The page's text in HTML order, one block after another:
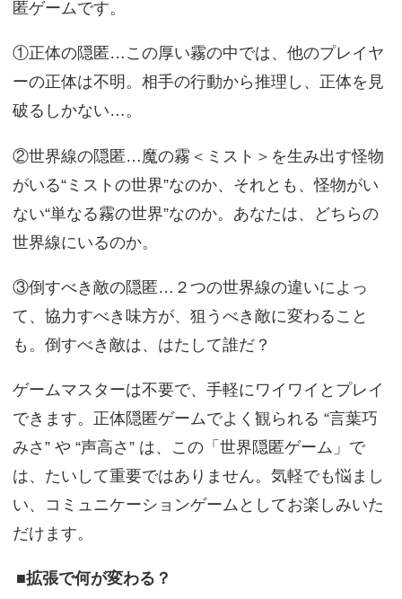
匿ゲームです。
①正体の隠匿…この厚い霧の中では、他のプレイヤ
ーの正体は不明。相手の行動から推理し、正体を見
破るしかない…。
②世界線の隠匿…魔の霧＜ミスト＞を生み出す怪物
がいる“ミストの世界”なのか、それとも、怪物がい
ない“単なる霧の世界”なのか。あなたは、どちらの
世界線にいるのか。
③倒すべき敵の隠匿…２つの世界線の違いによっ
て、協力すべき味方が、狙うべき敵に変わること
も。倒すべき敵は、はたして誰だ？
ゲームマスターは不要で、手軽にワイワイとプレイ
できます。正体隠匿ゲームでよく観られる “言葉巧
みさ” や “声高さ” は、この「世界隠匿ゲーム」で
は、たいして重要ではありません。気軽でも悩まし
い、コミュニケーションゲームとしてお楽しみいた
だけます。
■拡張で何が変わる？